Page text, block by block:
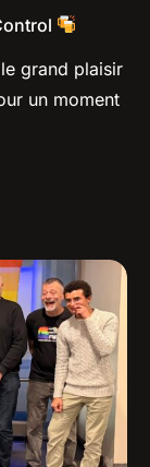
grand plaisir
un moment